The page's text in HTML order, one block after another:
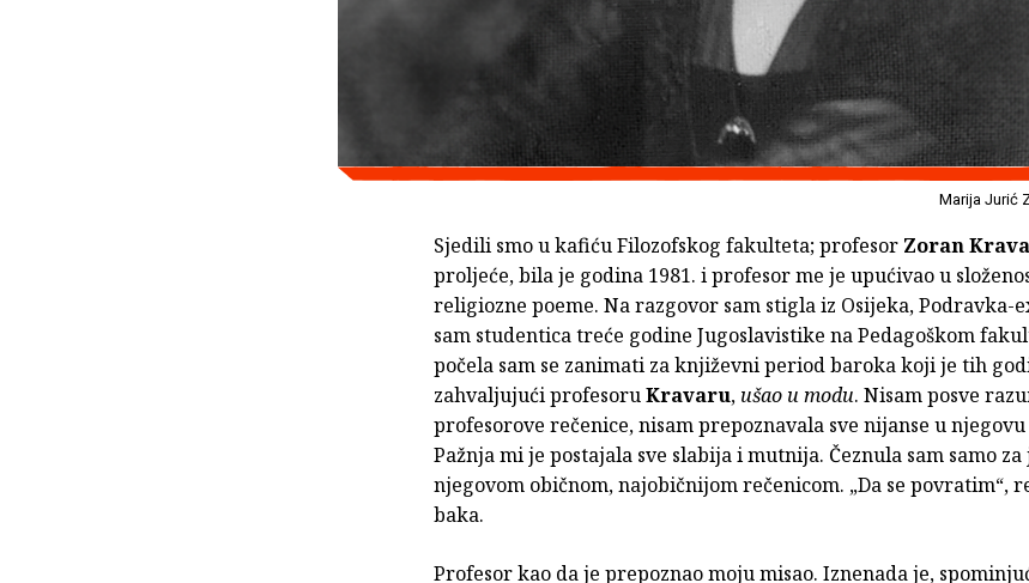
Marija Jurić
Sjedili smo u kafiću Filozofskog fakulteta; profesor Zoran
proljeće, bila je godina 1981. i profesor me je upućivao u
religiozne poeme. Na razgovor sam stigla iz Osijeka, Podravka-
sam studentica treće godine Jugoslavistike na Pedagoškom
počela sam se zanimati za književni period baroka koji je tih
zahvaljujući profesoruKravaru, ušao u modu. Nisam posve
profesorove rečenice, nisam prepoznavala sve nijanse u
Pažnja mi je postajala sve slabija i mutnija. Čeznula sam samo
njegovom običnom, najobičnijom rečenicom. „Da se povratim“,
baka.
Profesor kao da je prepoznao moju misao. Iznenada je,